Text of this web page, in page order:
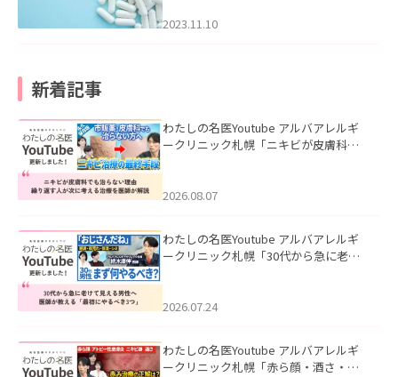
2023.11.10
新着記事
わたしの名医Youtube アルバアレルギ
ークリニック札幌「ニキビが皮膚科で
ました。
2026.08.07
わたしの名医Youtube アルバアレルギ
ークリニック札幌「30代から急に老け
た。
2026.07.24
わたしの名医Youtube アルバアレルギ
ークリニック札幌「赤ら顔・酒さ・ニ